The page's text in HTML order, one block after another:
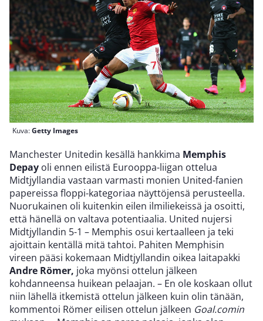
Kuva:Getty Images
Manchester Unitedin kesällä hankkima Memphis
Depay oli ennen eilistä Eurooppa-liigan ottelua
Midtjyllandia vastaan varmasti monien United-fanien
papereissa floppi-kategoriaa näyttöjensä perusteella.
Nuorukainen oli kuitenkin eilen ilmiliekeissä ja osoitti,
että hänellä on valtava potentiaalia. United nujersi
Midtjyllandin 5-1 – Memphis osui kertaalleen ja teki
ajoittain kentällä mitä tahtoi. Pahiten Memphisin
vireen pääsi kokemaan Midtjyllandin oikea laitapakki
Andre Römer, joka myönsi ottelun jälkeen
kohdanneensa huikean pelaajan. – En ole koskaan ollut
niin lähellä itkemistä ottelun jälkeen kuin olin tänään,
kommentoi Römer eilisen ottelun jälkeen Goal.comin